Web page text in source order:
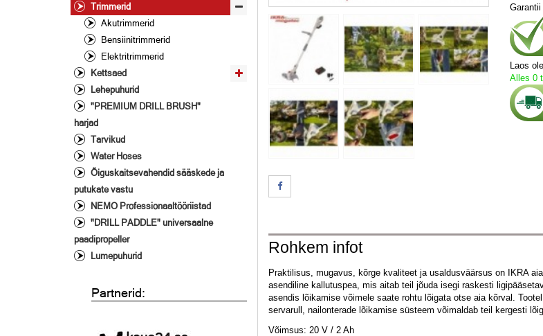
Trimmerid
Akutrimmerid
Bensiinitrimmerid
Elektritrimmerid
Kettsaed
Lehepuhurid
"PREMIUM DRILL BRUSH"
harjad
Tarvikud
Water Hoses
Õiguskaitsevahendid sääskede ja
putukate vastu
NEMO Professionaaltööriistad
"DRILL PADDLE" universaalne
paadipropeller
Lumepuhurid
Partnerid:
Garantii
Laos
Alles 0
Rohkem infot
Praktilisus, mugavus, kõrge kvaliteet ja usaldusväärsus on IKRA
asendiline kallutuspea, mis aitab teil jõuda isegi raskesti
asendis lõikamise võimele saate rohtu lõigata otse aia kõrval.
servarull, nailonterade lõikamise süsteem võimaldab teil kergesti
Võimsus: 20 V / 2 Ah